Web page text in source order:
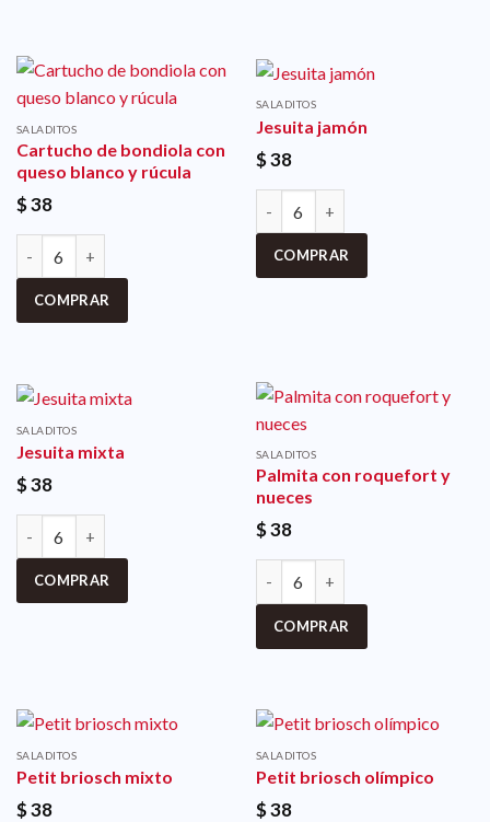
SALADITOS
Cartucho de bondiola con
queso blanco y rúcula
$38
COMPRAR
SALADITOS
Jesuita jamón
$38
COMPRAR
SALADITOS
Jesuita mixta
$38
COMPRAR
SALADITOS
Palmita con roquefort y
nueces
$38
COMPRAR
SALADITOS
Petit briosch mixto
$38
SALADITOS
Petit briosch olímpico
$38